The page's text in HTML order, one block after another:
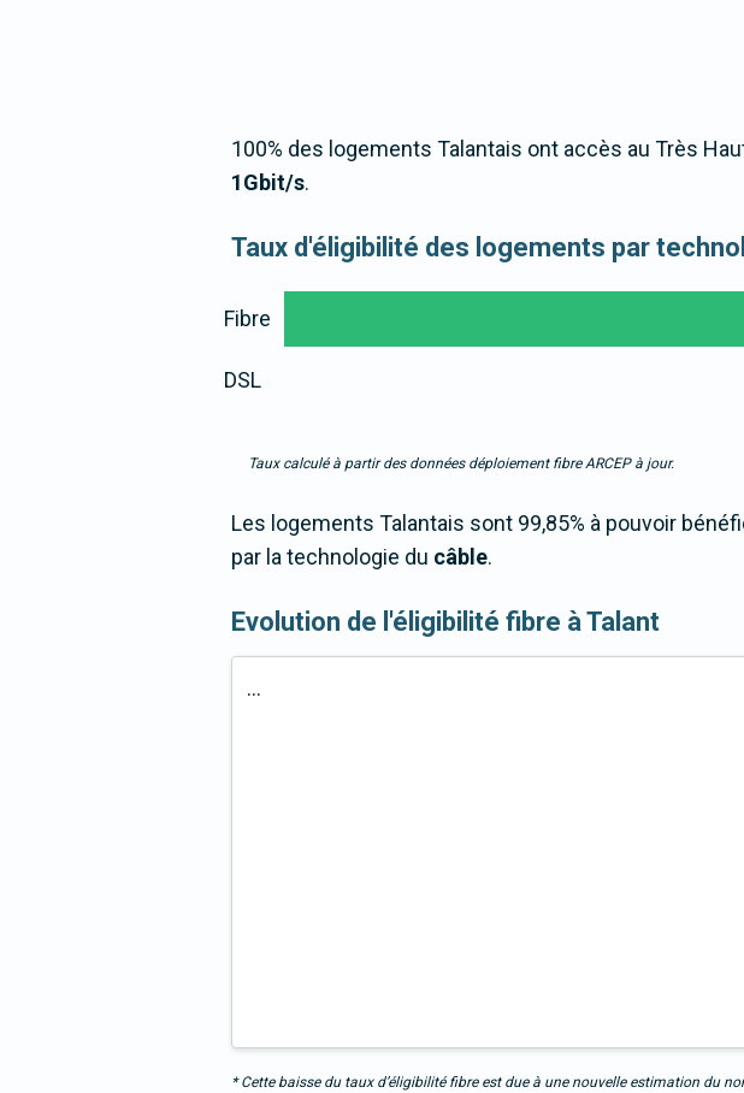
100% des logements Talantais ont accès au Très
1Gbit/s.
Taux d'éligibilité des logements par
Fibre
DSL
Taux calculé à partir des données déploiement fibre ARCEP à jour.
Les logements Talantais sont 99,85% à pouvoir
par la technologie du câble.
Evolution de l'éligibilité fibre à Talant
...
* Cette baisse du taux d’éligibilité fibre est due à une nouvelle estimation du